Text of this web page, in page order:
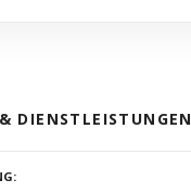
DIENSTLEISTUNGEN